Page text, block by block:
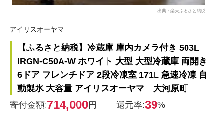
出典：楽天ふるさと納税
アイリスオーヤマ
【ふるさと納税】冷蔵庫 庫内カメラ付き 503L
IRGN-C50A-W ホワイト 大型 大型冷蔵庫 両開き
6ドア フレンチドア 2段冷凍室 171L 急速冷凍 自
動製氷 大容量 アイリスオーヤマ 大河原町
寄付金額:714,000円 還元率:39%